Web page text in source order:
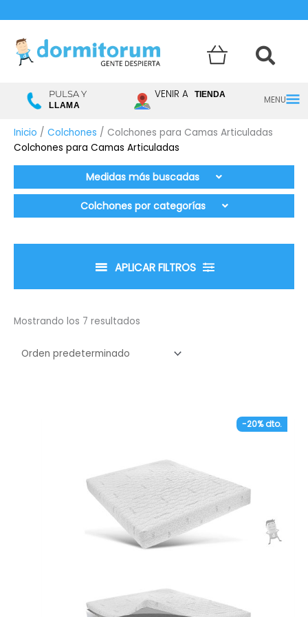
Menú
PULSA Y
LLAMA
VENIR A TIENDA
Inicio / Colchones / Colchones para Camas Articuladas
Colchones para Camas Articuladas
Medidas más buscadas
Colchones por categorías
APLICAR FILTROS
Mostrando los 7 resultados
-20% dto.